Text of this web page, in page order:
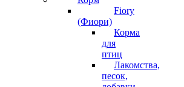
Fiory
(Фиори)
Корма
для
птиц
Лакомства,
песок,